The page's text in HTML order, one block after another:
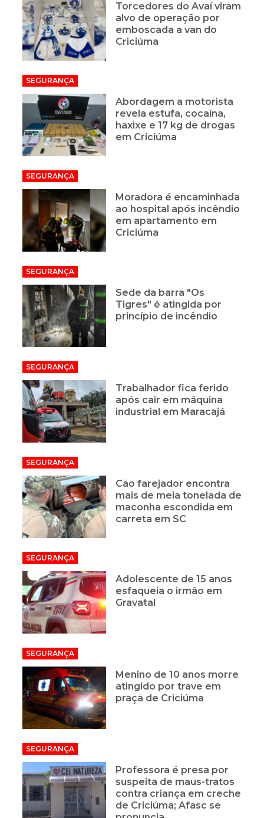
Torcedores do Avaí viram
alvo de operação por
emboscada a van do
Criciúma
SEGURANÇA
Abordagem a motorista
revela estufa, cocaína,
haxixe e 17 kg de drogas
em Criciúma
SEGURANÇA
Moradora é encaminhada
ao hospital após incêndio
em apartamento em
Criciúma
SEGURANÇA
Sede da barra "Os
Tigres" é atingida por
princípio de incêndio
SEGURANÇA
Trabalhador fica ferido
após cair em máquina
industrial em Maracajá
SEGURANÇA
Cão farejador encontra
mais de meia tonelada de
maconha escondida em
carreta em SC
SEGURANÇA
Adolescente de 15 anos
esfaqueia o irmão em
Gravatal
SEGURANÇA
Menino de 10 anos morre
atingido por trave em
praça de Criciúma
SEGURANÇA
Professora é presa por
suspeita de maus-tratos
contra criança em creche
de Criciúma; Afasc se